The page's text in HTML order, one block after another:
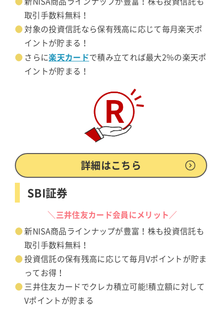
取引手数料無料！
対象の投資信託なら保有残高に応じて毎月楽天ポ
イントが貯まる！
さらに楽天カードで積み立てれば最大2%の楽天ポ
イントが貯まる！
詳細はこちら
SBI証券
＼三井住友カード会員にメリット／
新NISA商品ラインナップが豊富！株も投資信託も
取引手数料無料！
投資信託の保有残高に応じて毎月Vポイントが貯ま
ってお得！
三井住友カードでクレカ積立可能!積立額に対して
Vポイントが貯まる